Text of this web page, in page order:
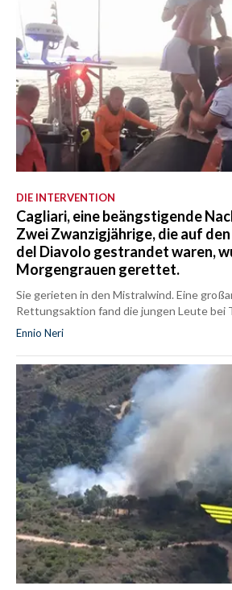
DIE INTERVENTION
Cagliari, eine beängstigende
Zwei Zwanzigjährige, die auf
del Diavolo gestrandet waren,
Morgengrauen gerettet.
Sie gerieten in den Mistralwind. Eine
Rettungsaktion fand die jungen Leute bei
Ennio Neri